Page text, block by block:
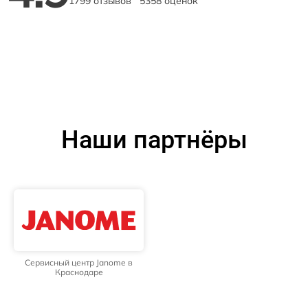
Наши партнёры
Сервисный центр Janome в
Краснодаре